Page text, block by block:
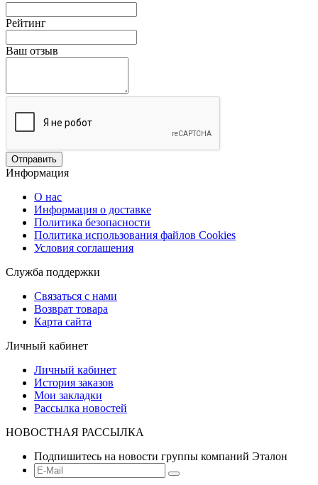
Рейтинг
Ваш отзыв
Отправить
Информация
О нас
Информация о доставке
Политика безопасности
Политика использования файлов Сookies
Условия соглашения
Служба поддержки
Связаться с нами
Возврат товара
Карта сайта
Личный кабинет
Личный кабинет
История заказов
Мои закладки
Рассылка новостей
НОВОСТНАЯ РАССЫЛКА
Подпишитесь на новости группы компаний Эталон